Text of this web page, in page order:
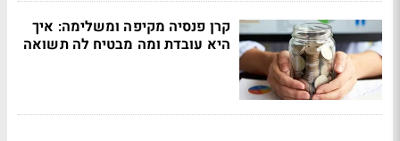
קרן פנסיה מקיפה ומשלימה: איך
היא עובדת ומה מבטיח לה תשואה